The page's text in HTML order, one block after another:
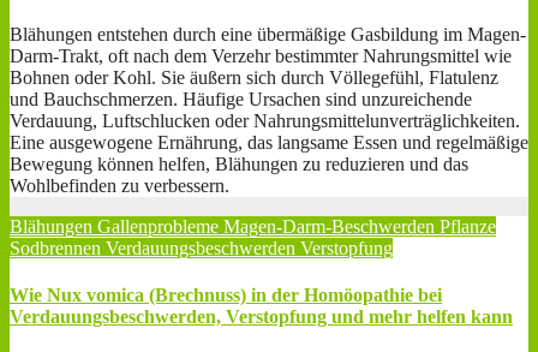
Blähungen entstehen durch eine übermäßige Gasbildung im Magen-
Darm-Trakt, oft nach dem Verzehr bestimmter Nahrungsmittel wie
Bohnen oder Kohl. Sie äußern sich durch Völlegefühl, Flatulenz
und Bauchschmerzen. Häufige Ursachen sind unzureichende
Verdauung, Luftschlucken oder Nahrungsmittelunverträglichkeiten.
Eine ausgewogene Ernährung, das langsame Essen und regelmäßige
Bewegung können helfen, Blähungen zu reduzieren und das
Wohlbefinden zu verbessern.
Blähungen Gallenprobleme Magen-Darm-Beschwerden Pflanze
Sodbrennen Verdauungsbeschwerden Verstopfung
Wie Nux vomica (Brechnuss) in der Homöopathie bei
Verdauungsbeschwerden, Verstopfung und mehr helfen kann